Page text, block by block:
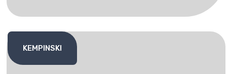
KEMPINSKI